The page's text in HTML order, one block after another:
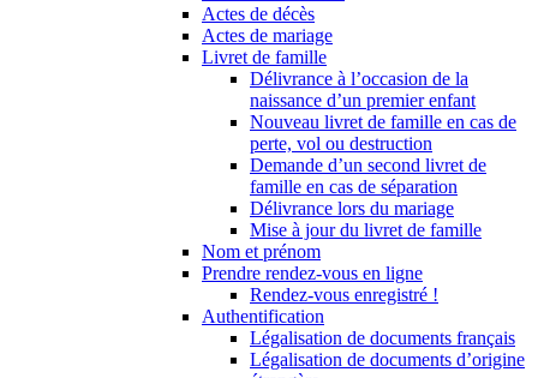
Actes de décès
Actes de mariage
Livret de famille
Délivrance à l’occasion de la
naissance d’un premier enfant
Nouveau livret de famille en cas de
perte, vol ou destruction
Demande d’un second livret de
famille en cas de séparation
Délivrance lors du mariage
Mise à jour du livret de famille
Nom et prénom
Prendre rendez-vous en ligne
Rendez-vous enregistré !
Authentification
Légalisation de documents français
Légalisation de documents d’origine